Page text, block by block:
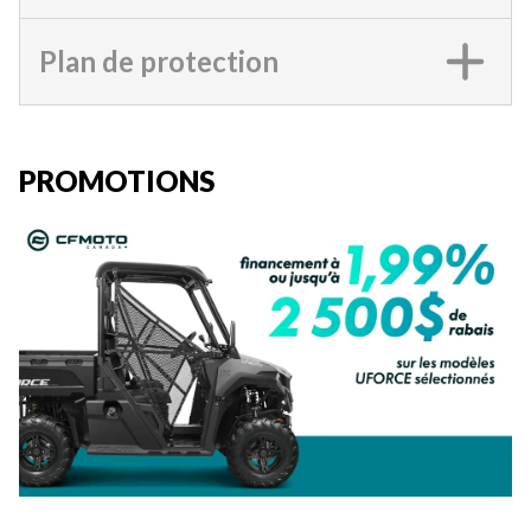
Plan de protection
PROMOTIONS